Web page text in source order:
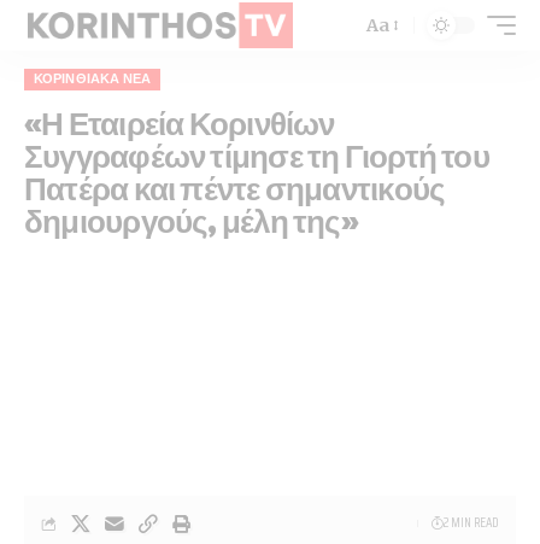
Aa
ΚΟΡΙΝΘΙΑΚΆ ΝΈΑ
«Η Εταιρεία Κορινθίων
Συγγραφέων τίμησε τη Γιορτή του
Πατέρα και πέντε σημαντικούς
δημιουργούς, μέλη της»
2 MIN READ